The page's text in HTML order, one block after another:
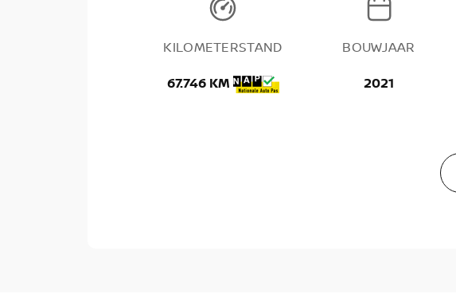
KILOMETERSTAND
67.746 KM
BOUWJAAR
2021